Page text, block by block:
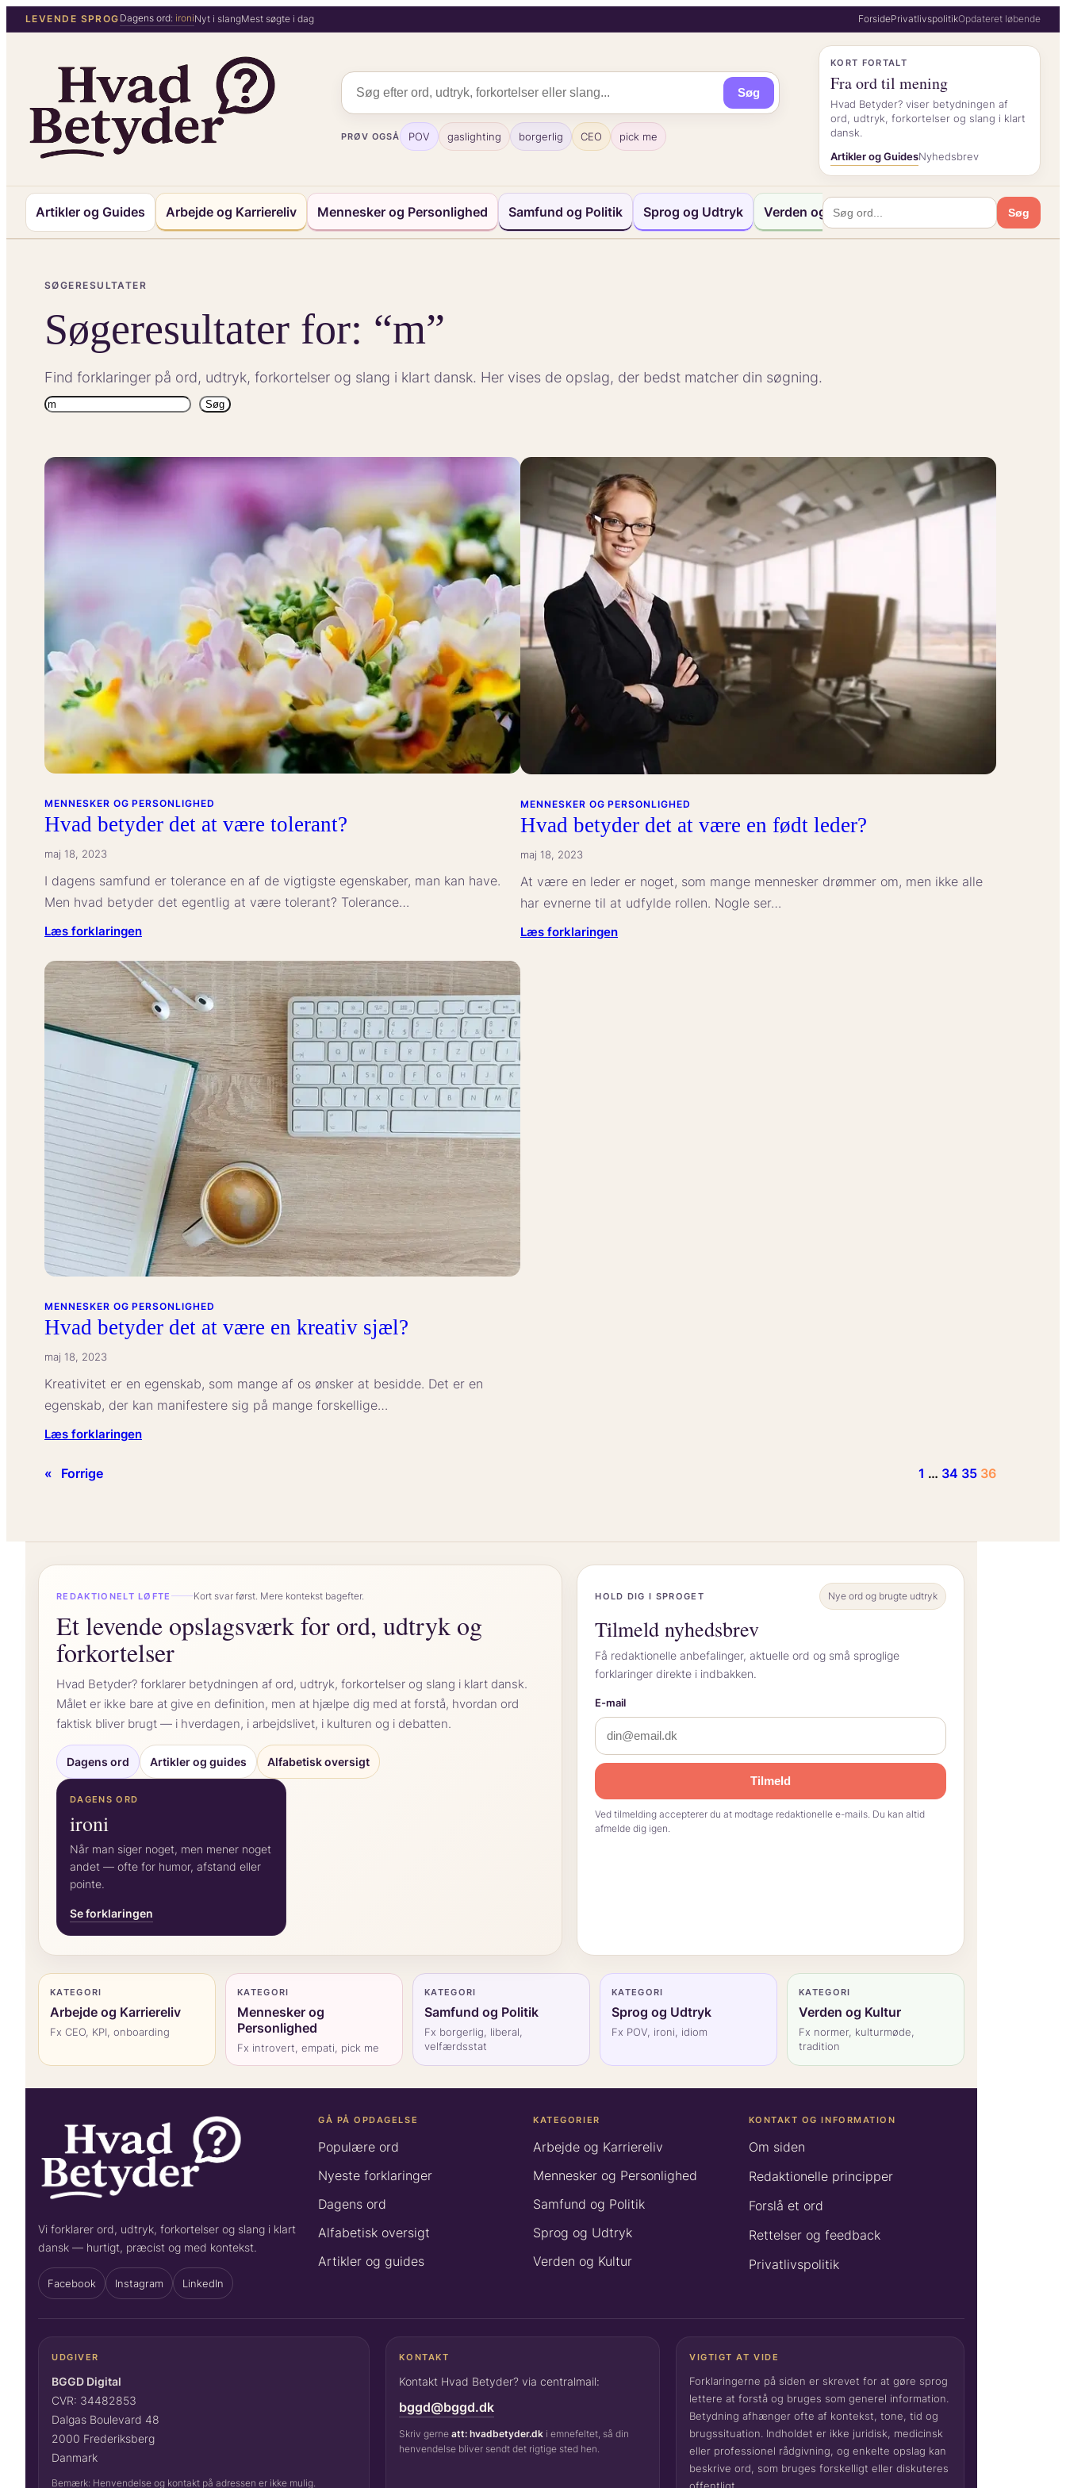
Spring
til
LEVENDE SPROG Dagens ord: ironiNyt i slangMest søgte i dag ForsidePrivatlivspolitikOpdateret løbende
Søg
PRØV OGSÅ POV gaslighting borgerlig CEO pick me
KORT FORTALT
Fra ord til mening
Hvad Betyder? viser betydningen af
ord, udtryk, forkortelser og slang i klart
dansk.
Artikler og GuidesNyhedsbrev
Artikler og Guides Arbejde og Karriereliv Mennesker og Personlighed Samfund og Politik Sprog og Udtryk Verden og Kultur Søg
SØGERESULTATER
Søgeresultater for: “m”
Find forklaringer på ord, udtryk, forkortelser og slang i klart dansk. Her vises de opslag, der bedst matcher din søgning.
Søg
Søg
MENNESKER OG PERSONLIGHED
Hvad betyder det at være tolerant?
maj 18, 2023
I dagens samfund er tolerance en af de vigtigste egenskaber, man kan have.
Men hvad betyder det egentlig at være tolerant? Tolerance…
Læs forklaringen:
betyder
det
at
være
tolerant?
MENNESKER OG PERSONLIGHED
Hvad betyder det at være en født leder?
maj 18, 2023
At være en leder er noget, som mange mennesker drømmer om, men ikke alle
har evnerne til at udfylde rollen. Nogle ser…
Læs forklaringen:
MENNESKER OG PERSONLIGHED
Hvad betyder det at være en kreativ sjæl?
maj 18, 2023
Kreativitet er en egenskab, som mange af os ønsker at besidde. Det er en
egenskab, der kan manifestere sig på mange forskellige…
Læs forklaringen:
sjæl?
« Forrige 1 … 34 35 36
“
REDAKTIONELT LØFTE Kort svar først. Mere kontekst bagefter.
Et levende opslagsværk for ord, udtryk og
forkortelser
Hvad Betyder? forklarer betydningen af ord, udtryk, forkortelser og slang i klart dansk.
Målet er ikke bare at give en definition, men at hjælpe dig med at forstå, hvordan ord
faktisk bliver brugt — i hverdagen, i arbejdslivet, i kulturen og i debatten.
Dagens ord Artikler og guides Alfabetisk oversigt
DAGENS ORD
ironi
Når man siger noget, men mener noget
andet — ofte for humor, afstand eller
pointe.
Se forklaringen
HOLD DIG I SPROGET Nye ord og brugte udtryk
Tilmeld nyhedsbrev
Få redaktionelle anbefalinger, aktuelle ord og små sproglige
forklaringer direkte i indbakken.
E-mail
Tilmeld
Ved tilmelding accepterer du at modtage redaktionelle e-mails. Du kan altid
afmelde dig igen.
KATEGORI
Arbejde og Karriereliv
Fx CEO, KPI, onboarding
KATEGORI
Mennesker og
Personlighed
Fx introvert, empati, pick me
KATEGORI
Samfund og Politik
Fx borgerlig, liberal,
velfærdsstat
KATEGORI
Sprog og Udtryk
Fx POV, ironi, idiom
KATEGORI
Verden og Kultur
Fx normer, kulturmøde,
tradition
Vi forklarer ord, udtryk, forkortelser og slang i klart
dansk — hurtigt, præcist og med kontekst.
Facebook Instagram LinkedIn
GÅ PÅ OPDAGELSE
Populære ord
Nyeste forklaringer
Dagens ord
Alfabetisk oversigt
Artikler og guides
KATEGORIER
Arbejde og Karriereliv
Mennesker og Personlighed
Samfund og Politik
Sprog og Udtryk
Verden og Kultur
KONTAKT OG INFORMATION
Om siden
Redaktionelle principper
Forslå et ord
Rettelser og feedback
Privatlivspolitik
UDGIVER
BGGD Digital
CVR: 34482853
Dalgas Boulevard 48
2000 Frederiksberg
Danmark
Bemærk: Henvendelse og kontakt på adressen er ikke mulig.
KONTAKT
Kontakt Hvad Betyder? via centralmail:
bggd@bggd.dk
Skriv gerneatt: hvadbetyder.dk i emnefeltet, så din
henvendelse bliver sendt det rigtige sted hen.
VIGTIGT AT VIDE
Forklaringerne på siden er skrevet for at gøre sprog
lettere at forstå og bruges som generel information.
Betydning afhænger ofte af kontekst, tone, tid og
brugssituation. Indholdet er ikke juridisk, medicinsk
eller professionel rådgivning, og enkelte opslag kan
beskrive ord, som bruges forskelligt eller diskuteres